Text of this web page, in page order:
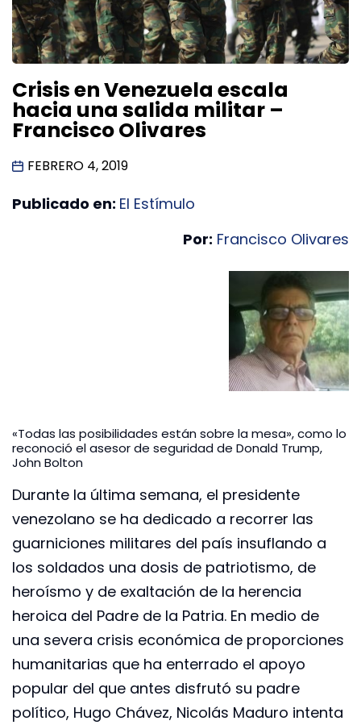
Crisis en Venezuela escala
hacia una salida militar –
Francisco Olivares
FEBRERO 4, 2019
Publicado en: El Estímulo
Por: Francisco Olivares
«Todas las posibilidades están sobre la mesa», como lo
reconoció el asesor de seguridad de Donald Trump,
John Bolton
Durante la última semana, el presidente
venezolano se ha dedicado a recorrer las
guarniciones militares del país insuflando a
los soldados una dosis de patriotismo, de
heroísmo y de exaltación de la herencia
heroica del Padre de la Patria. En medio de
una severa crisis económica de proporciones
humanitarias que ha enterrado el apoyo
popular del que antes disfrutó su padre
político, Hugo Chávez, Nicolás Maduro intenta